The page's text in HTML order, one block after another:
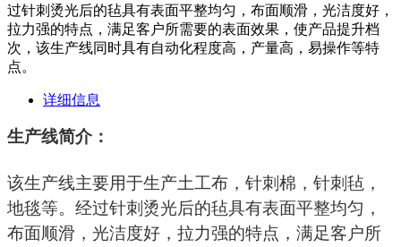
过针刺烫光后的毡具有表面平整均匀，布面顺滑，光洁度好，
拉力强的特点，满足客户所需要的表面效果，使产品提升档
次，该生产线同时具有自动化程度高，产量高，易操作等特
点。
详细信息
生产线简介：
该生产线主要用于生产土工布，针刺棉，针刺毡，
地毯等。经过针刺烫光后的毡具有表面平整均匀，
布面顺滑，光洁度好，拉力强的特点，满足客户所